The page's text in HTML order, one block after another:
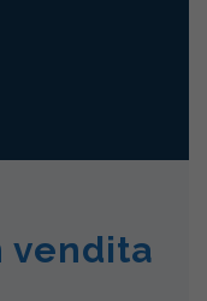
vendita